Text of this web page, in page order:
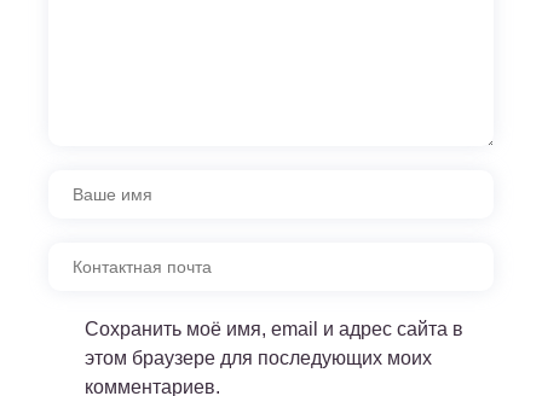
Сохранить моё имя, email и адрес сайта в
этом браузере для последующих моих
комментариев.